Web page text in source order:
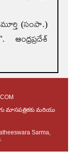
(సంపా.)
ఆంధ్రప్రదేశ్
మాసపత్రికకు మరియు
Sarma,